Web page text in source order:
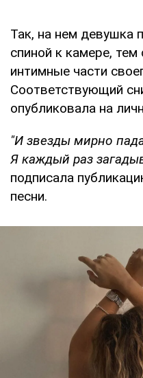
Так, на нем девушка
спиной к камере,
интимные части
Соответствующий
опубликовала на
"И звезды мирно
Я каждый раз
подписала
песни.